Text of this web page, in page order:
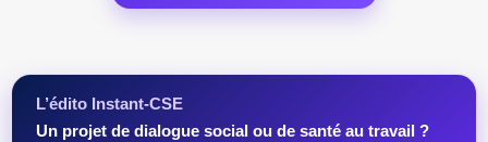
L’édito Instant-CSE
Un projet de dialogue social ou de santé au travail ?